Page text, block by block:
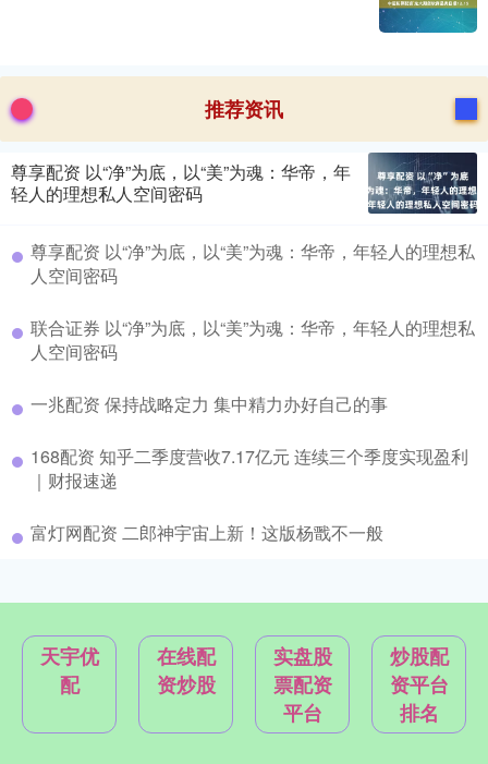
推荐资讯
尊享配资 以“净”为底，以“美”为魂：华帝，年
轻人的理想私人空间密码
尊享配资 以“净”为底，以“美”为魂：华帝，年轻人的理想私
人空间密码
联合证券 以“净”为底，以“美”为魂：华帝，年轻人的理想私
人空间密码
一兆配资 保持战略定力 集中精力办好自己的事
168配资 知乎二季度营收7.17亿元 连续三个季度实现盈利
｜财报速递
富灯网配资 二郎神宇宙上新！这版杨戬不一般
天宇优
配
在线配
资炒股
实盘股
票配资
平台
炒股配
资平台
排名